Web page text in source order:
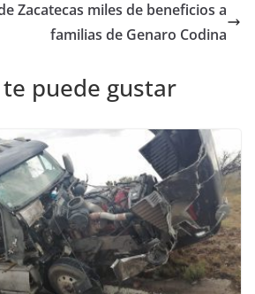
Zacatecas miles de beneficios a
familias de Genaro Codina
puede gustar